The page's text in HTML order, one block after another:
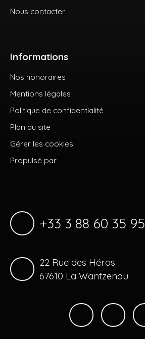
Nous contacter
Informations
Nos honoraires
Mentions légales
Politique de confidentialité
Plan du site
Gérer les cookies
Propulsé par
+33 3 88 60 35 95
22 Rue des Héros
67610 La Wantzenau